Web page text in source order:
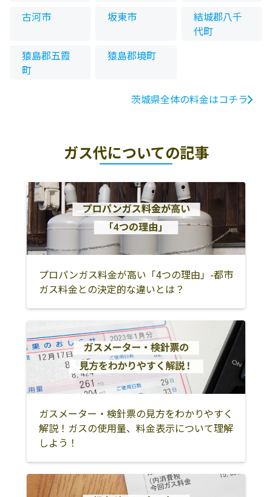
古河市
坂東市
結城郡八千
代町
猿島郡五霞
町
猿島郡境町
茨城県全体の料金はコチラ
ガス代についての記事
プロパンガス料金が高い「4つの理由」-都市
ガス料金との決定的な違いとは？
ガスメーター・検針票の見方をわかりやすく
解説！ガスの使用量、料金表示について理解
しよう！